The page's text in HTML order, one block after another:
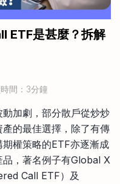
ETF是甚麼？拆解
間：3分鐘
加劇，部分散戶從炒炒
的最佳選擇，除了有傳
權策略的ETF亦逐漸成
，著名例子有Global X
Call ETF）及